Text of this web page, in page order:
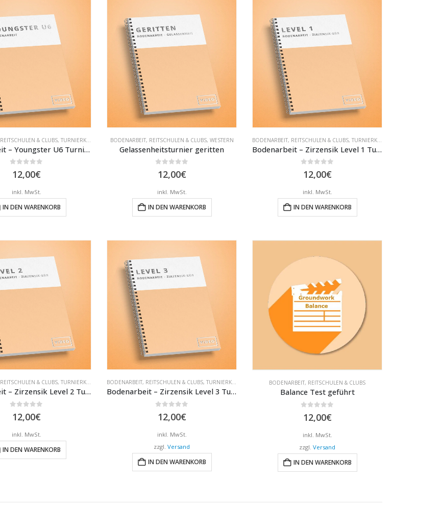
REITSCHULEN & CLUBS, TURNIERKLASSEN
Bodenarbeit – Youngster U6 Turnier
12,00€
inkl. MwSt.
IN DEN WARENKORB
BODENARBEIT, REITSCHULEN & CLUBS, WESTERN
Gelassenheitsturnier geritten
12,00€
inkl. MwSt.
IN DEN WARENKORB
BODENARBEIT, REITSCHULEN & CLUBS, TURNIERKLASSEN
Bodenarbeit – Zirzensik Level 1 Turnier
12,00€
inkl. MwSt.
IN DEN WARENKORB
REITSCHULEN & CLUBS, TURNIERKLASSEN
Bodenarbeit – Zirzensik Level 2 Turnier
12,00€
inkl. MwSt.
IN DEN WARENKORB
BODENARBEIT, REITSCHULEN & CLUBS, TURNIERKLASSEN
Bodenarbeit – Zirzensik Level 3 Turnier
12,00€
inkl. MwSt.
zzgl. Versand
IN DEN WARENKORB
BODENARBEIT, REITSCHULEN & CLUBS
Balance Test geführt
12,00€
inkl. MwSt.
zzgl. Versand
IN DEN WARENKORB